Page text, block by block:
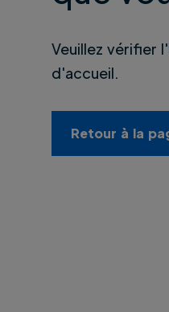
Veuillez vérifier
d'accueil.
Retour à la